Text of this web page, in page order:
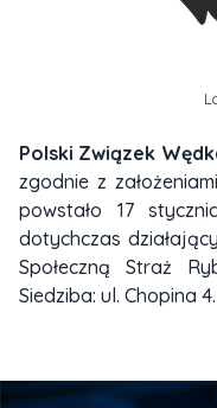
Polski Związek
zgodnie z
powstało 17
dotychczas
Społeczną Straż
Siedziba: ul. Chopina 4.